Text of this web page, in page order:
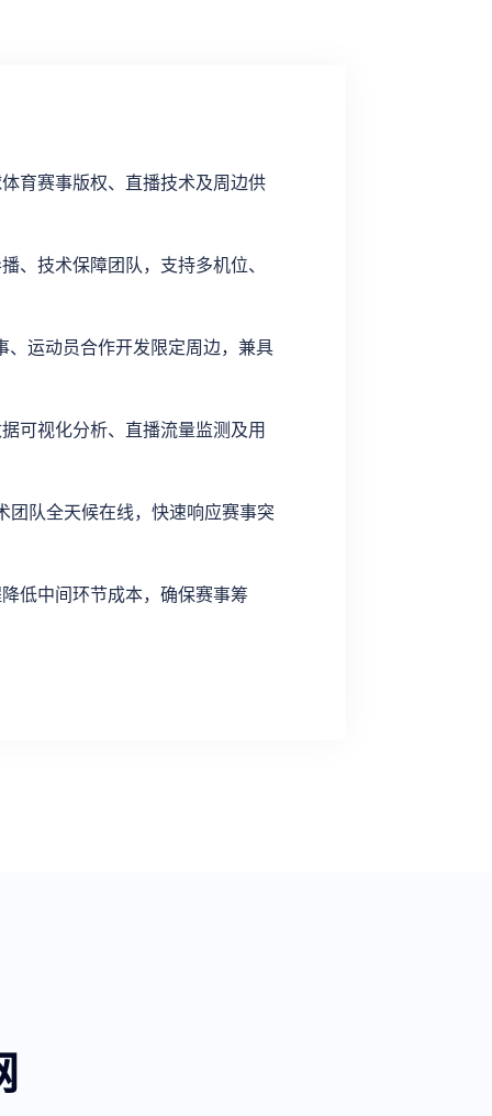
育赛事版权、直播技术及周边供
、技术保障团队，支持多机位、
、运动员合作开发限定周边，兼具
可视化分析、直播流量监测及用
团队全天候在线，快速响应赛事突
低中间环节成本，确保赛事筹